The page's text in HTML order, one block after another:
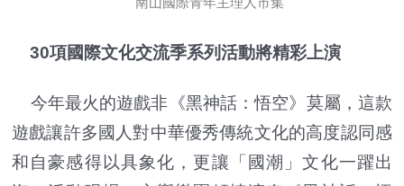
30項國際文化交流季系列活動將精彩上演
今年最火的遊戲非《黑神話：悟空》莫屬，這款
遊戲讓許多國人對中華優秀傳統文化的高度認同感
和自豪感得以具象化，更讓「國潮」文化一躍出